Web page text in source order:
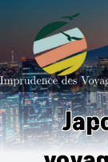
content